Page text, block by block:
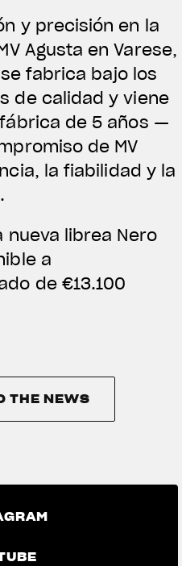
y precisión en la
Agusta en Varese,
fabrica bajo los
de calidad y viene
de 5 años —
de MV
la fiabilidad y la
nueva librea Nero
a
de €13.100
THE NEWS